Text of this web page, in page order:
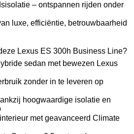
– ontspannen rijden onder
luxe, efficiëntie, betrouwbaarheid
Lexus ES 300h Business Line?
sedan met bewezen Lexus
zonder in te leveren op
hoogwaardige isolatie en
met geavanceerd Climate